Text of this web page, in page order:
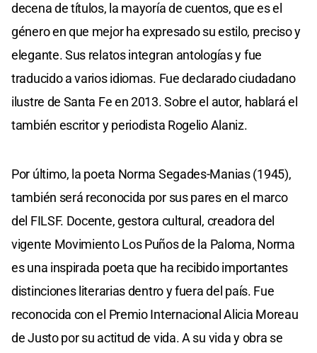
decena de títulos, la mayoría de cuentos, que es el
género en que mejor ha expresado su estilo, preciso y
elegante. Sus relatos integran antologías y fue
traducido a varios idiomas. Fue declarado ciudadano
ilustre de Santa Fe en 2013. Sobre el autor, hablará el
también escritor y periodista Rogelio Alaniz.
Por último, la poeta Norma Segades-Manias (1945),
también será reconocida por sus pares en el marco
del FILSF. Docente, gestora cultural, creadora del
vigente Movimiento Los Puños de la Paloma, Norma
es una inspirada poeta que ha recibido importantes
distinciones literarias dentro y fuera del país. Fue
reconocida con el Premio Internacional Alicia Moreau
de Justo por su actitud de vida. A su vida y obra se